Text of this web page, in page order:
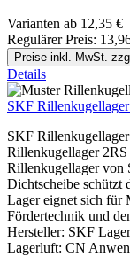
Varianten ab 12,35 €
Regulärer Preis:
Preise inkl. MwSt.
Details
SKF
SKF
Rillenkugellager
Rillenkugellager von
Dichtscheibe schützt
Lager eignet sich für
Fördertechnik und
Hersteller: SKF
Lagerluft: CN